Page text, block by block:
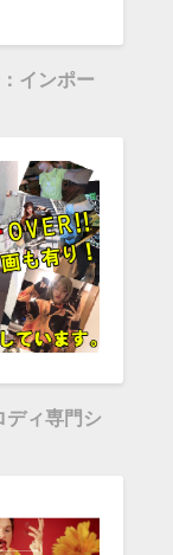
インポー
ディ専門シ